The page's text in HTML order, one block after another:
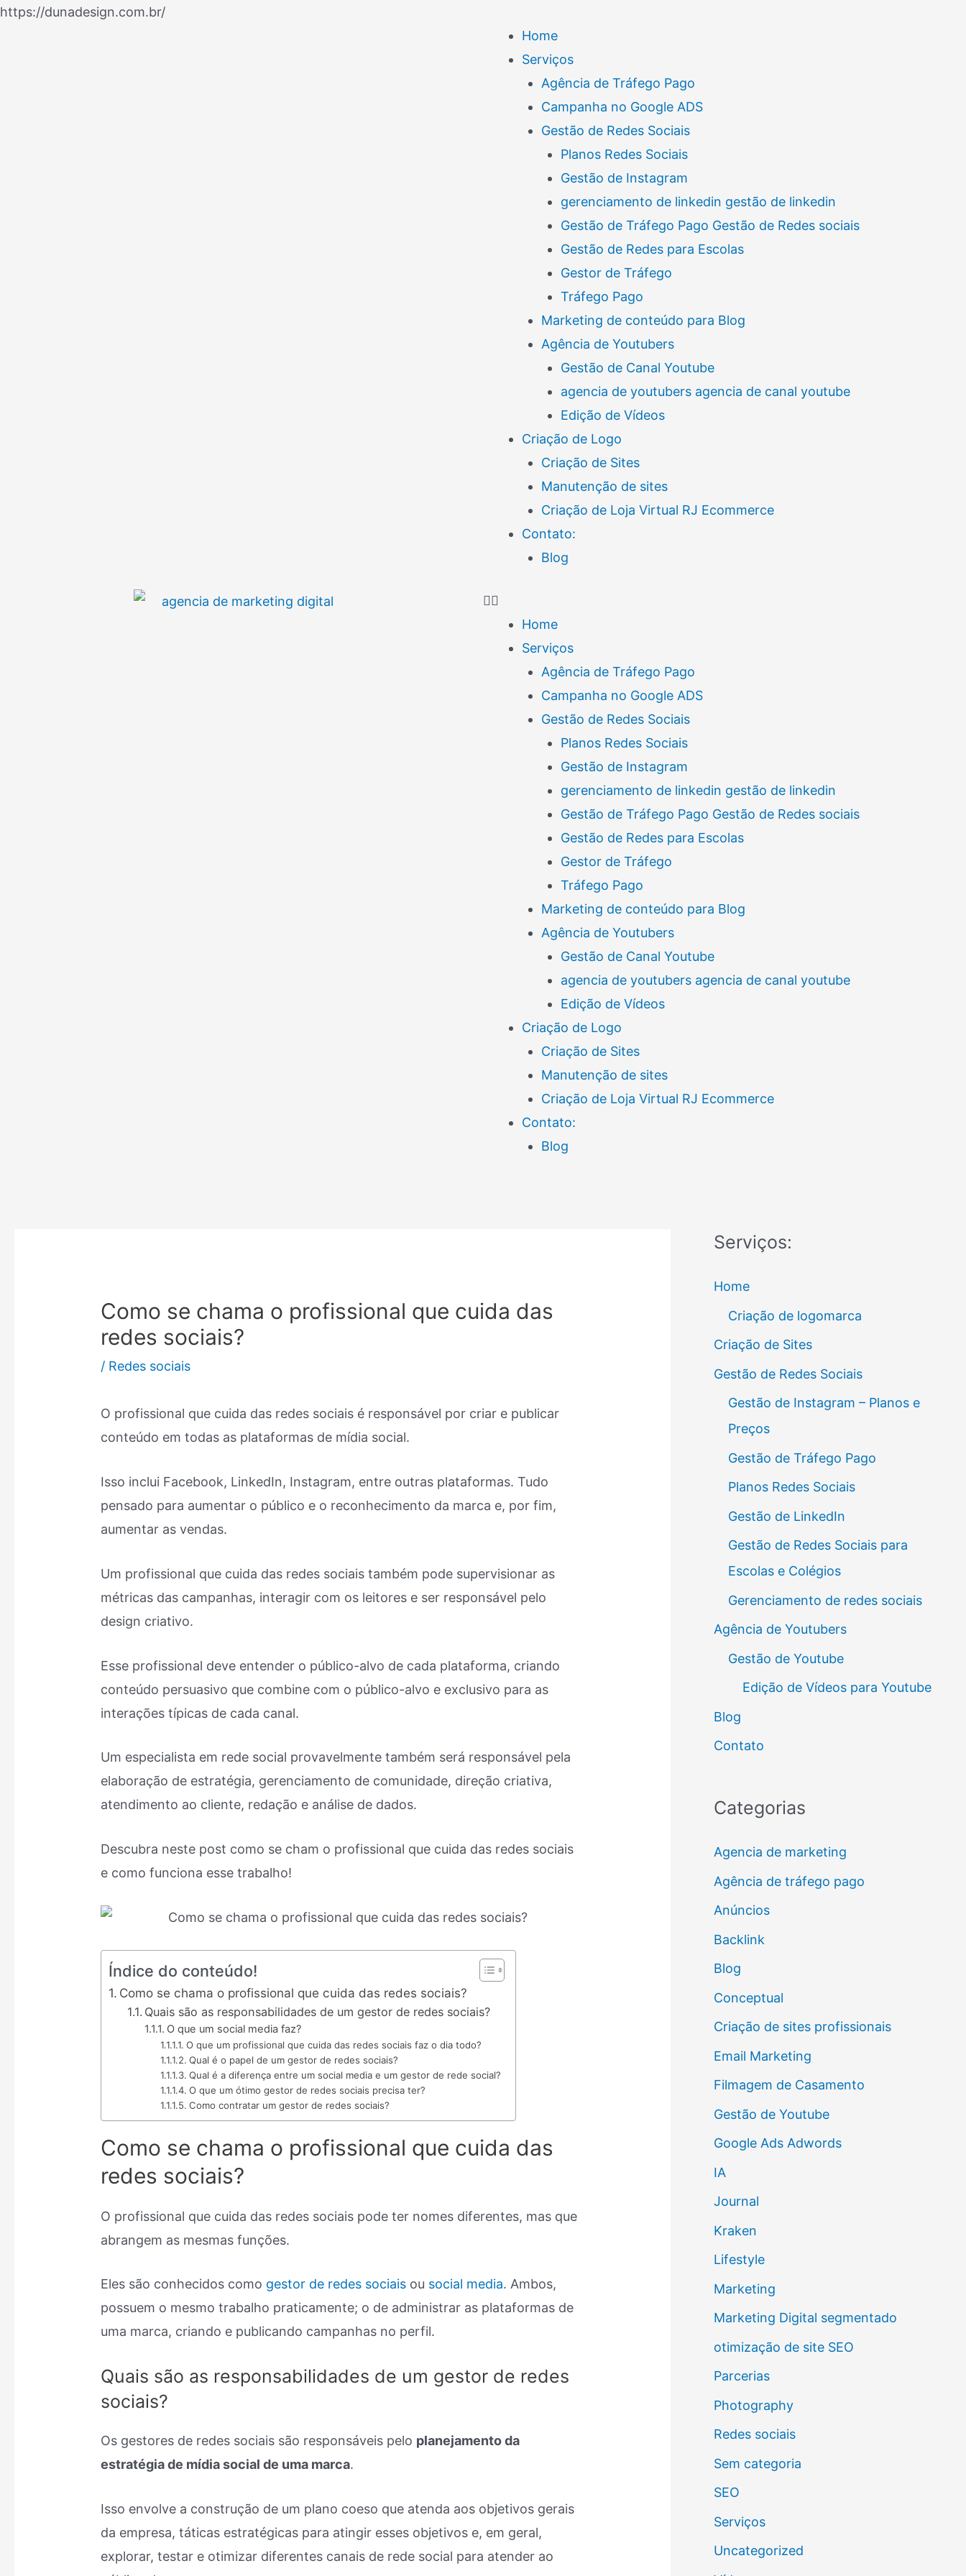
https://dunadesign.com.br/Ir
Home
Serviços
Agência de Tráfego Pago
Campanha no Google ADS
Gestão de Redes Sociais
Planos Redes Sociais
Gestão de Instagram
gerenciamento de linkedin gestão de linkedin
Gestão de Tráfego Pago Gestão de Redes sociais
Gestão de Redes para Escolas
Gestor de Tráfego
Tráfego Pago
Marketing de conteúdo para Blog
Agência de Youtubers
Gestão de Canal Youtube
agencia de youtubers agencia de canal youtube
Edição de Vídeos
Criação de Logo
Criação de Sites
Manutenção de sites
Criação de Loja Virtual RJ Ecommerce
Contato:
Blog
Menu
Home
Serviços
Agência de Tráfego Pago
Campanha no Google ADS
Gestão de Redes Sociais
Planos Redes Sociais
Gestão de Instagram
gerenciamento de linkedin gestão de linkedin
Gestão de Tráfego Pago Gestão de Redes sociais
Gestão de Redes para Escolas
Gestor de Tráfego
Tráfego Pago
Marketing de conteúdo para Blog
Agência de Youtubers
Gestão de Canal Youtube
agencia de youtubers agencia de canal youtube
Edição de Vídeos
Criação de Logo
Criação de Sites
Manutenção de sites
Criação de Loja Virtual RJ Ecommerce
Contato:
Blog
Como se chama o profissional que cuida das
redes sociais?
/ Redes sociais
O profissional que cuida das redes sociais é responsável por criar e publicar
conteúdo em todas as plataformas de mídia social.
Isso inclui Facebook, LinkedIn, Instagram, entre outras plataformas. Tudo
pensado para aumentar o público e o reconhecimento da marca e, por fim,
aumentar as vendas.
Um profissional que cuida das redes sociais também pode supervisionar as
métricas das campanhas, interagir com os leitores e ser responsável pelo
design criativo.
Esse profissional deve entender o público-alvo de cada plataforma, criando
conteúdo persuasivo que combine com o público-alvo e exclusivo para as
interações típicas de cada canal.
Um especialista em rede social provavelmente também será responsável pela
elaboração de estratégia, gerenciamento de comunidade, direção criativa,
atendimento ao cliente, redação e análise de dados.
Descubra neste post como se cham o profissional que cuida das redes sociais
e como funciona esse trabalho!
Índice do conteúdo!
Como se chama o profissional que cuida das redes sociais?
Quais são as responsabilidades de um gestor de redes sociais?
O que um social media faz?
O que um profissional que cuida das redes sociais faz o dia todo?
Qual é o papel de um gestor de redes sociais?
Qual é a diferença entre um social media e um gestor de rede social?
O que um ótimo gestor de redes sociais precisa ter?
Como contratar um gestor de redes sociais?
Como se chama o profissional que cuida das
redes sociais?
O profissional que cuida das redes sociais pode ter nomes diferentes, mas que
abrangem as mesmas funções.
Eles são conhecidos como gestor de redes sociais ou social media. Ambos,
possuem o mesmo trabalho praticamente; o de administrar as plataformas de
uma marca, criando e publicando campanhas no perfil.
Quais são as responsabilidades de um gestor de redes
sociais?
Os gestores de redes sociais são responsáveis pelo planejamento da
estratégia de mídia social de uma marca.
Isso envolve a construção de um plano coeso que atenda aos objetivos gerais
da empresa, táticas estratégicas para atingir esses objetivos e, em geral,
explorar, testar e otimizar diferentes canais de rede social para atender ao
Serviços:
Home
Criação de logomarca
Criação de Sites
Gestão de Redes Sociais
Gestão de Instagram – Planos e
Preços
Gestão de Tráfego Pago
Planos Redes Sociais
Gestão de LinkedIn
Gestão de Redes Sociais para
Escolas e Colégios
Gerenciamento de redes sociais
Agência de Youtubers
Gestão de Youtube
Edição de Vídeos para Youtube
Blog
Contato
Categorias
Agencia de marketing
Agência de tráfego pago
Anúncios
Backlink
Blog
Conceptual
Criação de sites profissionais
Email Marketing
Filmagem de Casamento
Gestão de Youtube
Google Ads Adwords
IA
Journal
Kraken
Lifestyle
Marketing
Marketing Digital segmentado
otimização de site SEO
Parcerias
Photography
Redes sociais
Sem categoria
SEO
Serviços
Uncategorized